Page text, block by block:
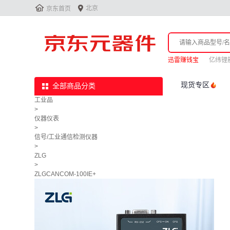
 京东首页  北京
迅雷赚钱宝 亿纬锂
全部商品分类 现货专区
工业品
>
仪器仪表
>
信号/工业通信检测仪器
>
ZLG
>
ZLGCANCOM-100IE+